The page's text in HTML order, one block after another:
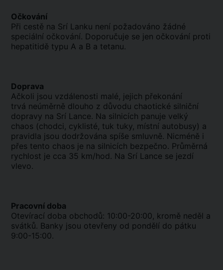
Očkování
Při cestě na Srí Lanku není požadováno žádné
speciální očkování. Doporučuje se jen očkování proti
hepatitidě typu A a B a tetanu.
Doprava
Ačkoli jsou vzdálenosti malé, jejich překonání
trvá neúměrně dlouho z důvodu chaotické silniční
dopravy na Srí Lance. Na silnicích panuje velký
chaos (chodci, cyklisté, tuk tuky, místní autobusy) a
pravidla jsou dodržována spíše smluvně. Nicméně i
přes tento chaos je na silnicích bezpečno. Průměrná
rychlost je cca 35 km/hod. Na Srí Lance se jezdí
vlevo.
Pracovní doba
Otevírací doba obchodů: 10:00-20:00, kromě neděl a
svátků. Banky jsou otevřeny od pondělí do pátku
9:00-15:00.